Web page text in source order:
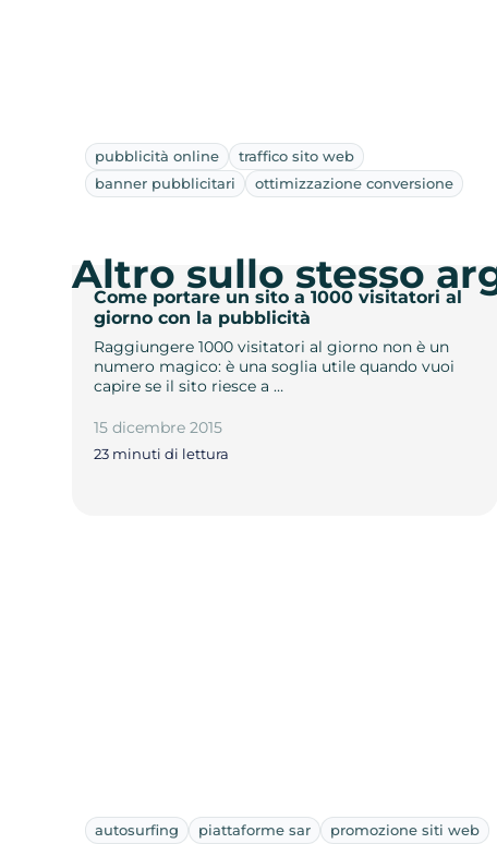
pubblicità online
traffico sito web
banner pubblicitari
ottimizzazione conversione
Come portare un sito a 1000 visitatori al
giorno con la pubblicità
Raggiungere 1000 visitatori al giorno non è un
numero magico: è una soglia utile quando vuoi
capire se il sito riesce a …
15 dicembre 2015
23 minuti di lettura
Altro sullo stesso
autosurfing piattaforme sar
promozione siti web